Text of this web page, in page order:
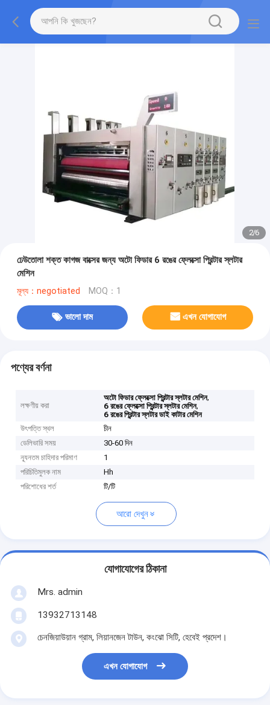
2/6
ঢেউতোলা শক্ত কাগজ বাক্সের জন্য অটো ফিডার 6 রঙের ফ্লেক্সো প্রিন্টার স্লটার
মেশিন
মূল্য：negotiated MOQ：1
ভালো দাম এখন যোগাযোগ
পণ্যের বর্ণনা
লক্ষণীয় করা
অটো ফিডার ফ্লেক্সো প্রিন্টার স্লটার মেশিন,
6 রঙের ফ্লেক্সো প্রিন্টার স্লটার মেশিন,
6 রঙের প্রিন্টার স্লটার ডাই কাটার মেশিন
উৎপত্তি স্থল
চীন
ডেলিভারি সময়
30-60 দিন
ন্যূনতম চাহিদার পরিমাণ
1
পরিচিতিমুলক নাম
Hh
পরিশোধের শর্ত
টি/টি
আরো দেখুন
যোগাযোগের ঠিকানা
Mrs. admin
13932713148
চেনজিয়াউয়ান গ্রাম, লিয়ানজেন টাউন, কংঝো সিটি, হেবেই প্রদেশ।
এখন যোগাযোগ